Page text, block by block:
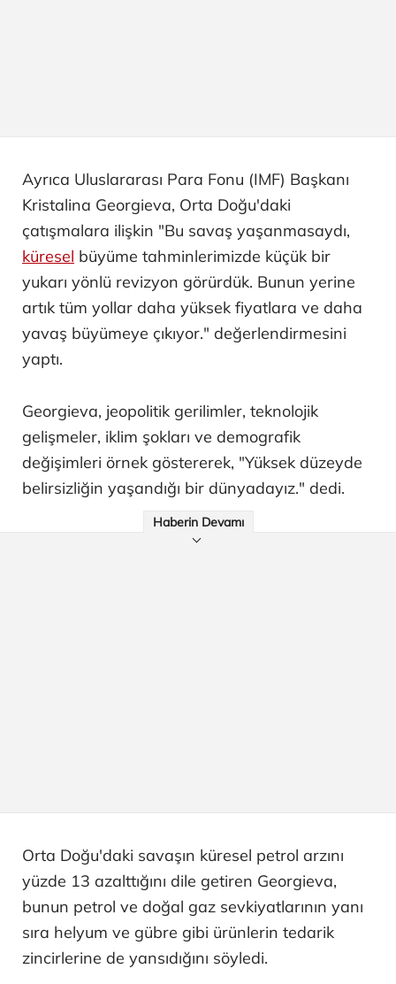
Ayrıca Uluslararası Para Fonu (IMF) Başkanı
Kristalina Georgieva, Orta Doğu'daki
çatışmalara ilişkin "Bu savaş yaşanmasaydı,
küresel büyüme tahminlerimizde küçük bir
yukarı yönlü revizyon görürdük. Bunun yerine
artık tüm yollar daha yüksek fiyatlara ve daha
yavaş büyümeye çıkıyor." değerlendirmesini
yaptı.
Georgieva, jeopolitik gerilimler, teknolojik
gelişmeler, iklim şokları ve demografik
değişimleri örnek göstererek, "Yüksek düzeyde
belirsizliğin yaşandığı bir dünyadayız." dedi.
Haberin Devamı
Orta Doğu'daki savaşın küresel petrol arzını
yüzde 13 azalttığını dile getiren Georgieva,
bunun petrol ve doğal gaz sevkiyatlarının yanı
sıra helyum ve gübre gibi ürünlerin tedarik
zincirlerine de yansıdığını söyledi.